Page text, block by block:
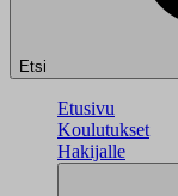
Etsi
Etusivu
Koulutukset
Hakijalle